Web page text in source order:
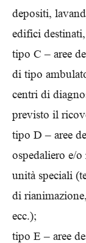
depositi,
edifici
tipo C – aree
di tipo
centri di
previsto il
tipo D – aree
ospedaliero e/o
unità speciali
di
ecc.);
tipo E – aree